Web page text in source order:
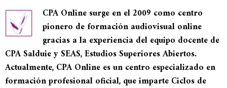
CPA Online surge en el 2009 como centro
pionero de formación audiovisual online
gracias a la experiencia del equipo docente de
CPA Salduie y SEAS, Estudios Superiores Abiertos.
Actualmente, CPA Online es un centro especializado en
formación profesional oficial, que imparte Ciclos de